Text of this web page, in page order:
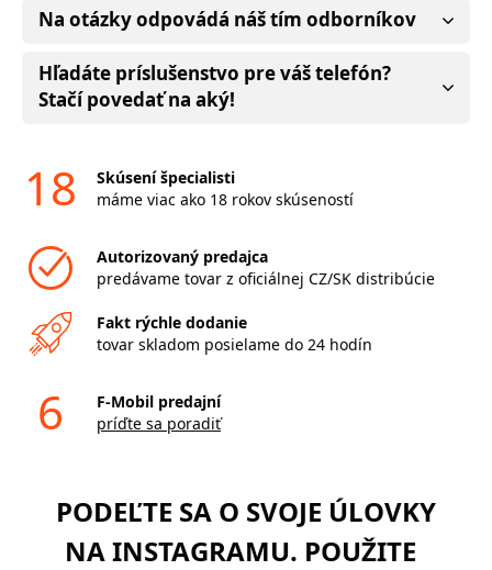
Na otázky odpovádá náš tím odborníkov
Hľadáte príslušenstvo pre váš telefón?
Stačí povedať na aký!
18
Skúsení špecialisti
máme viac ako 18 rokov skúseností
Autorizovaný predajca
predávame tovar z oficiálnej CZ/SK distribúcie
Fakt rýchle dodanie
tovar skladom posielame do 24 hodín
6
F-Mobil predajní
príďte sa poradiť
PODEĽTE SA O SVOJE ÚLOVKY
NA INSTAGRAMU. POUŽITE